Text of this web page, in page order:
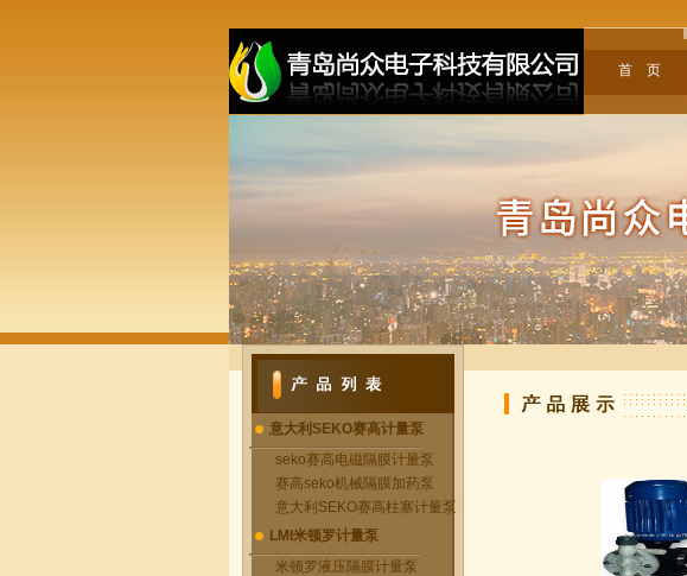
首 页
意大利SEKO赛高计量泵
seko赛高电磁隔膜计量泵
赛高seko机械隔膜加药泵
意大利SEKO赛高柱塞计量泵
LMI米顿罗计量泵
米顿罗液压隔膜计量泵